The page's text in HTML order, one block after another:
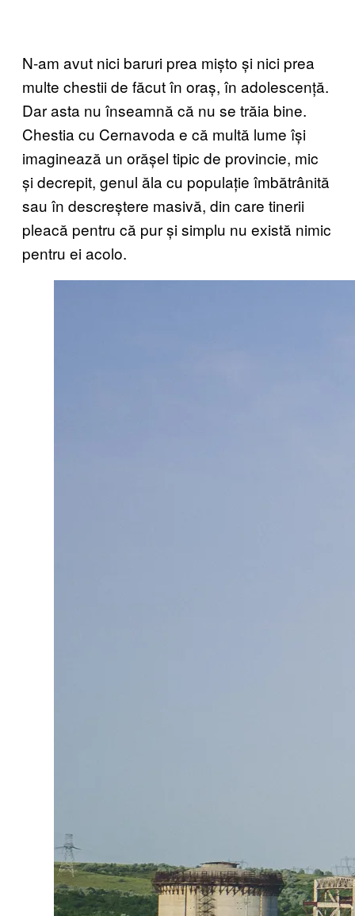
N-am avut nici baruri prea mișto și nici prea
multe chestii de făcut în oraș, în adolescență.
Dar asta nu înseamnă că nu se trăia bine.
Chestia cu Cernavoda e că multă lume își
imaginează un orășel tipic de provincie, mic
și decrepit, genul ăla cu populație îmbătrânită
sau în descreștere masivă, din care tinerii
pleacă pentru că pur și simplu nu există nimic
pentru ei acolo.